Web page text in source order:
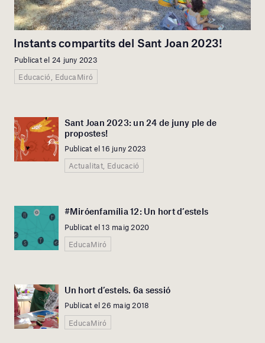
Instants compartits del Sant Joan 2023!
Publicat el 24 juny 2023
Educació, EducaMiró
Sant Joan 2023: un 24 de juny ple de
propostes!
Publicat el 16 juny 2023
Actualitat, Educació
#Miróenfamília 12: Un hort d’estels
Publicat el 13 maig 2020
EducaMiró
Un hort d’estels. 6a sessió
Publicat el 26 maig 2018
EducaMiró